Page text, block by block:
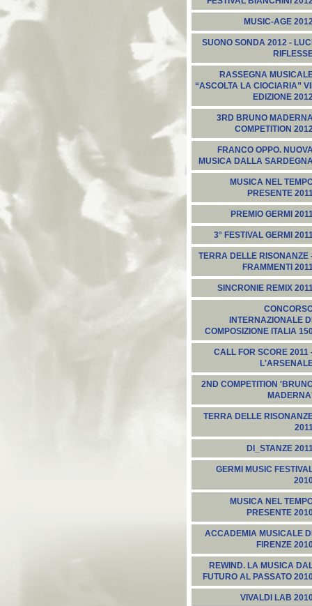
MUSIC-AGE 2012
SUONO SONDA 2012 - LUCI
RASSEGNA
“ASCOLTA LA CIOCIARIA” VII
EDIZIONE 2012
3RD BRUNO MADERNA
COMPETITION 2012
FRANCO OPPO. NUOVA
MUSICA DALLA SARDEGNA
MUSICA NEL
PRESENTE 2011
PREMIO GERMI 2011
3° FESTIVAL GERMI 2011
TERRA DELLE RISONANZE
FRAMMENTI 2011
SINCRONIE REMIX 2011
INTERNAZIONALE DI
COMPOSIZIONE ITALIA
CALL FOR SCORE 2011
2ND COMPETITION
TERRA DELLE
2011
DI_STANZE 2011
GERMI MUSIC
MUSICA NEL
PRESENTE
ACCADEMIA MUSICALE DI
FIRENZE
REWIND. LA MUSICA
FUTURO AL PASSATO
VIVALDI LAB